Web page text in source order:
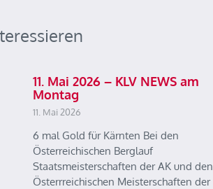
11. Mai 2026 – KLV NEWS am
Montag
11. Mai 2026
6 mal Gold für Kärnten Bei den
Österreichischen Berglauf
Staatsmeisterschaften der AK und den
Österrreichischen Meisterschaften der